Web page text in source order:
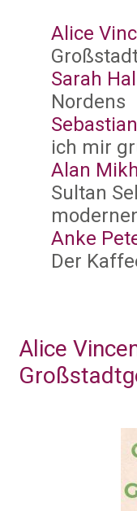
Alice
Sarah
Nordens
ich mir
Alan
Sultan
Anke
Der
Alice